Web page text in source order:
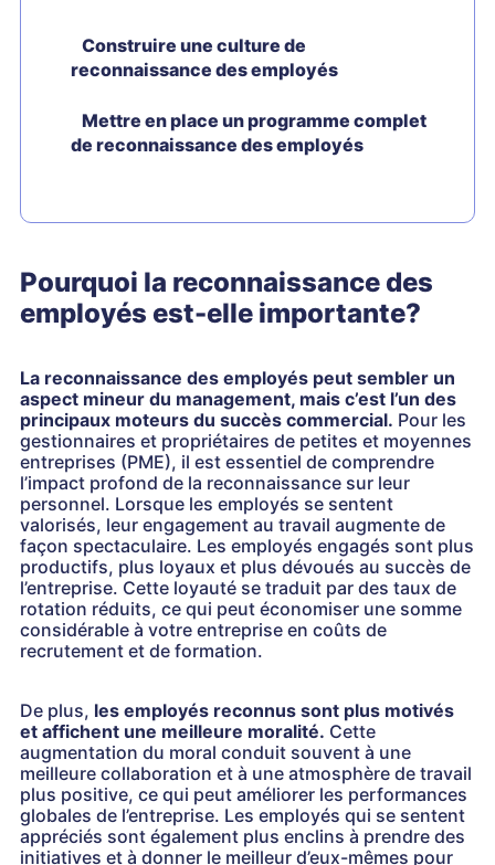
Construire une culture de
reconnaissance des employés
Mettre en place un programme complet
de reconnaissance des employés
Pourquoi la reconnaissance des
employés est-elle importante?
La reconnaissance des employés peut sembler un
aspect mineur du management, mais c’est l’un des
principaux moteurs du succès commercial. Pour les
gestionnaires et propriétaires de petites et moyennes
entreprises (PME), il est essentiel de comprendre
l’impact profond de la reconnaissance sur leur
personnel. Lorsque les employés se sentent
valorisés, leur engagement au travail augmente de
façon spectaculaire. Les employés engagés sont plus
productifs, plus loyaux et plus dévoués au succès de
l’entreprise. Cette loyauté se traduit par des taux de
rotation réduits, ce qui peut économiser une somme
considérable à votre entreprise en coûts de
recrutement et de formation.
De plus, les employés reconnus sont plus motivés
et affichent une meilleure moralité. Cette
augmentation du moral conduit souvent à une
meilleure collaboration et à une atmosphère de travail
plus positive, ce qui peut améliorer les performances
globales de l’entreprise. Les employés qui se sentent
appréciés sont également plus enclins à prendre des
initiatives et à donner le meilleur d’eux-mêmes pour